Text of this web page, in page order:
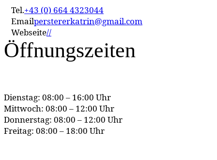
Tel.+43 (0) 664 4323044
Emailperstererkatrin@gmail.com
Webseite//
Öffnungszeiten
Dienstag: 08:00 – 16:00 Uhr
Mittwoch: 08:00 – 12:00 Uhr
Donnerstag: 08:00 – 12:00 Uhr
Freitag: 08:00 – 18:00 Uhr